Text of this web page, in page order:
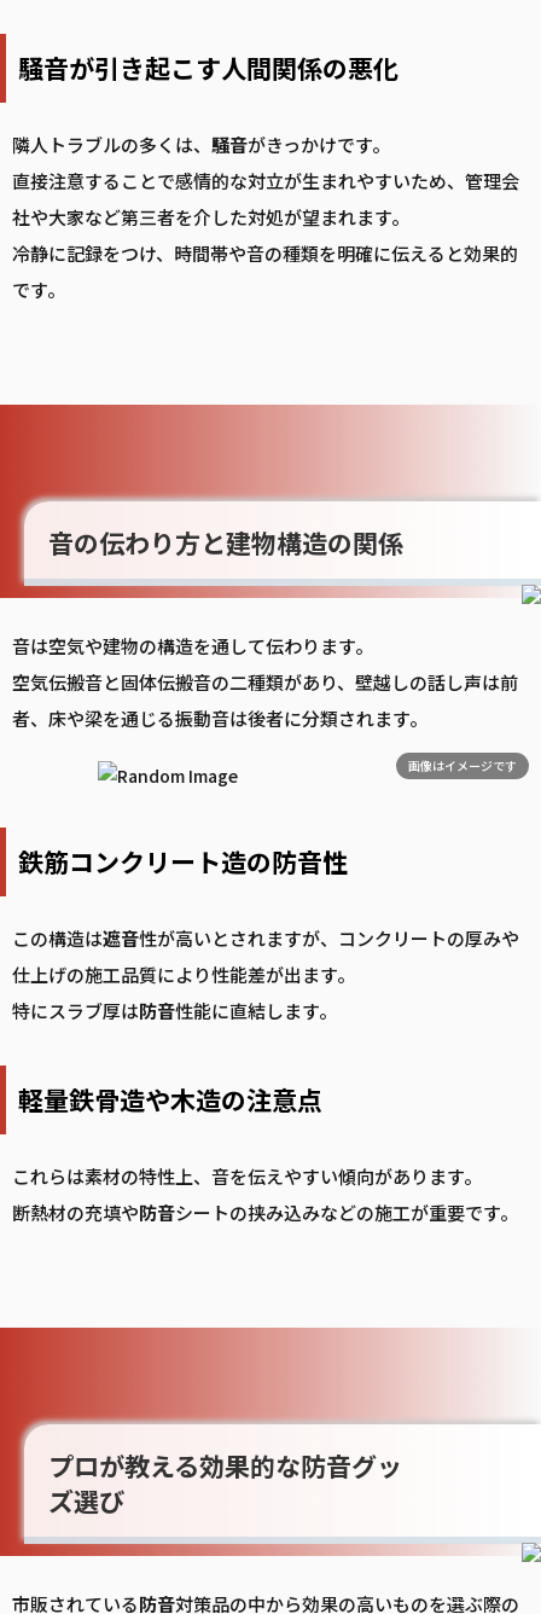
騒音が引き起こす人間関係の悪化
隣人トラブルの多くは、 騒音がきっかけです。
直接注意することで感情的な対立が生まれやすいため、管理会
社や大家など第三者を介した対処が望まれます。
冷静に記録をつけ、時間帯や音の種類を明確に伝えると効果的
です。
音の伝わり方と建物構造の関係
音は空気や建物の構造を通して伝わります。
空気伝搬音と固体伝搬音の二種類があり、壁越しの話し声は前
者、床や梁を通じる振動音は後者に分類されます。
画像はイメージです
鉄筋コンクリート造の防音性
この構造は遮音性が高いとされますが、コンクリートの厚みや
仕上げの施工品質により性能差が出ます。
特にスラブ厚は防音性能に直結します。
軽量鉄骨造や木造の注意点
これらは素材の特性上、音を伝えやすい傾向があります。
断熱材の充填や防音シートの挟み込みなどの施工が重要です。
プロが教える効果的な防音グッ
ズ選び
市販されている防音対策品の中から効果の高いものを選ぶ際の